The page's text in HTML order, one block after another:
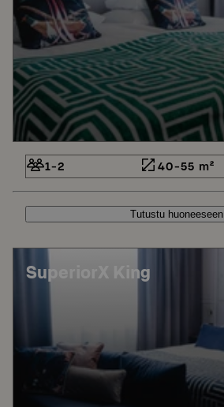
1-2 40-55 m²
Tutustu huoneeseen
SuperiorX King